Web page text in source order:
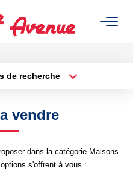
de recherche
Créer une alerte
vendre
dans la catégorie Maisons
s'offrent à vous :